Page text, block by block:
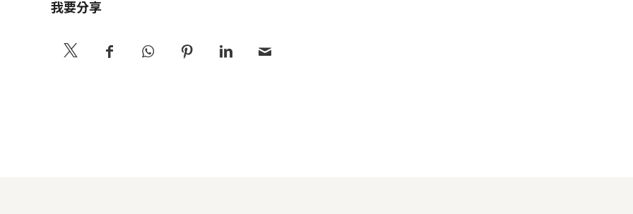
我要分享